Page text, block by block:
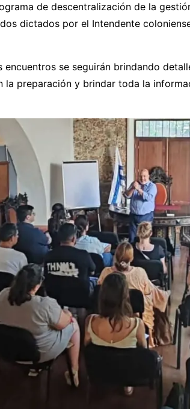
de descentralización de la
dictados por el Intendente
se seguirán brindando
la preparación y brindar toda la